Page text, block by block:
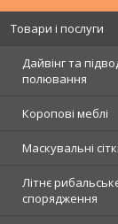
Товари і послуги
Дайвінг та
полювання
Коропові меблі
Маскувальні
Літнє
спорядження